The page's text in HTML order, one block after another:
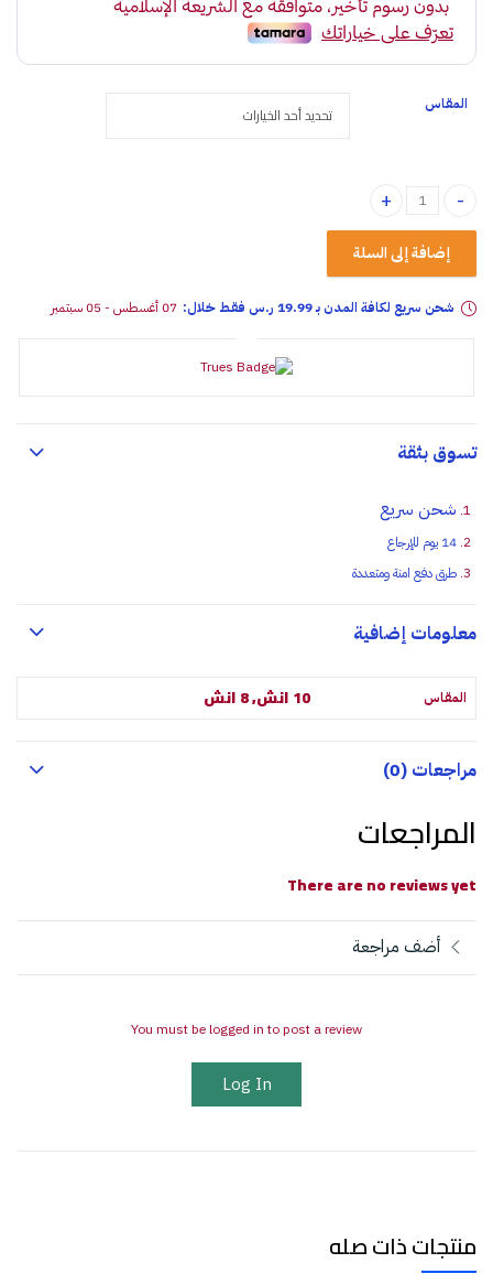
المقاس
مرأة للرؤية الخلفية quantity
إضافة إلى السلة
شحن سريع لكافة المدن بـ 19.99 ر.س فقـط خلال: 07 أغسطس - 05 سبتمبر
تسوق بثقة
شحن سريع
14 يوم للإرجاع
طرق دفع امنة ومتعددة
معلومات إضافية
المقاس 10 انش, 8 انش
مراجعات (0)
المراجعات
There are no reviews yet
أضف مراجعة
You must be logged in to post a review
Log In
منتجات ذات صله